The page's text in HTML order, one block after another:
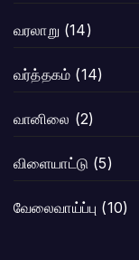
வரலாறு (14)
வர்த்தகம் (14)
வானிலை (2)
விளையாட்டு (5)
வேலைவாய்ப்பு (10)